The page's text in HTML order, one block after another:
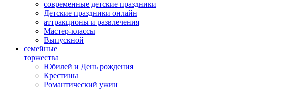
современные детские праздники
Детские праздники онлайн
аттракционы и развлечения
Мастер-классы
Выпускной
cемейные
торжества
Юбилей и День рождения
Крестины
Романтический ужин